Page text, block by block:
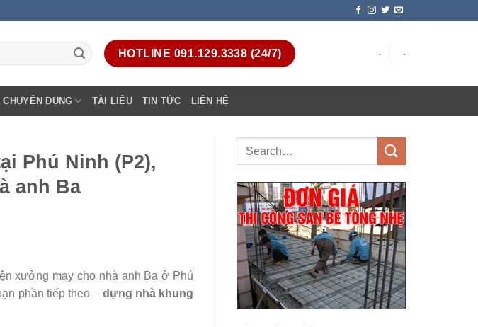
HOTLINE 091.129.3338 (24/7) - -
DỤNG TÀI LIỆU TIN TỨC LIÊN HỆ
Phú Ninh (P2),
anh Ba
xưởng may cho nhà anh Ba ở Phú
phần tiếp theo – dựng nhà khung